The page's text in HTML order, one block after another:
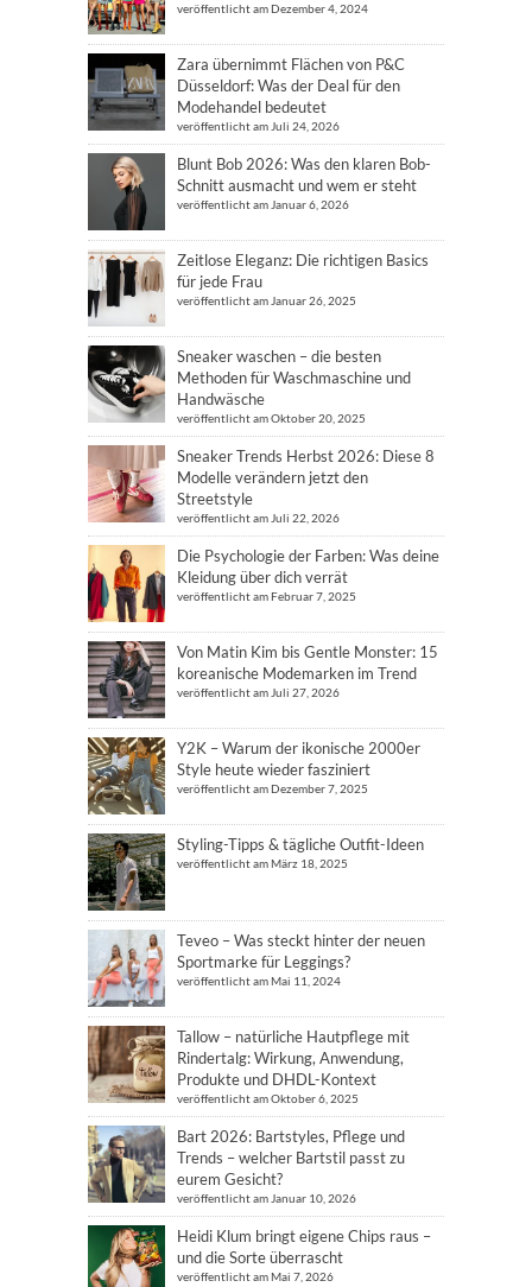
veröffentlicht am Dezember 4, 2024
Zara übernimmt Flächen von P&C
Düsseldorf: Was der Deal für den
Modehandel bedeutet
veröffentlicht am Juli 24, 2026
Blunt Bob 2026: Was den klaren Bob-
Schnitt ausmacht und wem er steht
veröffentlicht am Januar 6, 2026
Zeitlose Eleganz: Die richtigen Basics
für jede Frau
veröffentlicht am Januar 26, 2025
Sneaker waschen – die besten
Methoden für Waschmaschine und
Handwäsche
veröffentlicht am Oktober 20, 2025
Sneaker Trends Herbst 2026: Diese 8
Modelle verändern jetzt den
Streetstyle
veröffentlicht am Juli 22, 2026
Die Psychologie der Farben: Was deine
Kleidung über dich verrät
veröffentlicht am Februar 7, 2025
Von Matin Kim bis Gentle Monster: 15
koreanische Modemarken im Trend
veröffentlicht am Juli 27, 2026
Y2K – Warum der ikonische 2000er
Style heute wieder fasziniert
veröffentlicht am Dezember 7, 2025
Styling-Tipps & tägliche Outfit-Ideen
veröffentlicht am März 18, 2025
Teveo – Was steckt hinter der neuen
Sportmarke für Leggings?
veröffentlicht am Mai 11, 2024
Tallow – natürliche Hautpflege mit
Rindertalg: Wirkung, Anwendung,
Produkte und DHDL-Kontext
veröffentlicht am Oktober 6, 2025
Bart 2026: Bartstyles, Pflege und
Trends – welcher Bartstil passt zu
eurem Gesicht?
veröffentlicht am Januar 10, 2026
Heidi Klum bringt eigene Chips raus –
und die Sorte überrascht
veröffentlicht am Mai 7, 2026